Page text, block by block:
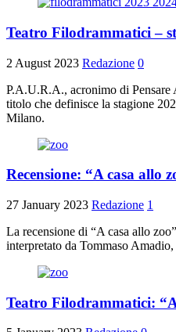
Teatro Filodrammatici –
2 August 2023 Redazione 0
P.A.U.R.A., acronimo di Pensare
titolo che definisce la stagione
Milano.
Recensione: “A casa allo
27 January 2023 Redazione 1
La recensione di “A casa allo
interpretato da Tommaso
Teatro Filodrammatici: